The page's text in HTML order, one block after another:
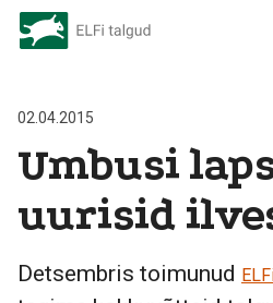
02.04.2015
Umbusi
uurisid
Detsembris toimunud